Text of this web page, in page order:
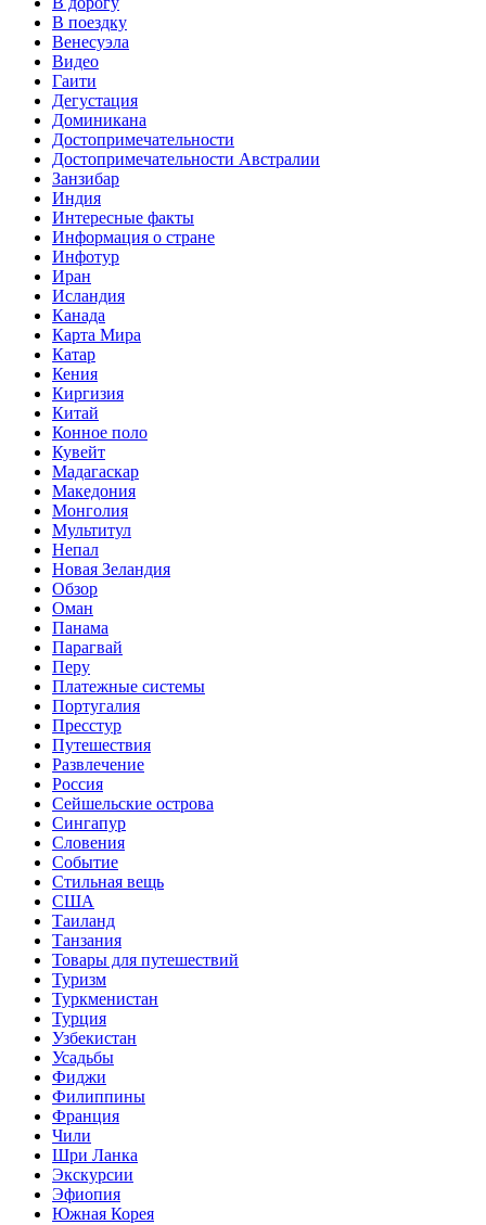
В поездку
Венесуэла
Видео
Гаити
Дегустация
Доминикана
Достопримечательности
Достопримечательности Австралии
Занзибар
Индия
Интересные факты
Информация о стране
Инфотур
Иран
Исландия
Канада
Карта Мира
Катар
Кения
Киргизия
Китай
Конное поло
Кувейт
Мадагаскар
Македония
Монголия
Мультитул
Непал
Новая Зеландия
Обзор
Оман
Панама
Парагвай
Перу
Платежные системы
Португалия
Пресстур
Путешествия
Развлечение
Россия
Сейшельские острова
Сингапур
Словения
Событие
Стильная вещь
США
Таиланд
Танзания
Товары для путешествий
Туризм
Туркменистан
Турция
Узбекистан
Усадьбы
Фиджи
Филиппины
Франция
Чили
Шри Ланка
Экскурсии
Эфиопия
Южная Корея